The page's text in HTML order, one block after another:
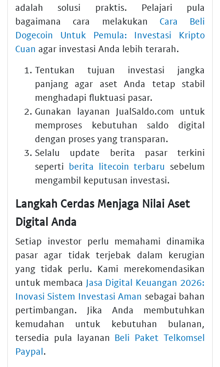
adalah solusi praktis. Pelajari pula
bagaimana cara melakukan Cara Beli
Dogecoin Untuk Pemula: Investasi Kripto
Cuan agar investasi Anda lebih terarah.
Tentukan tujuan investasi jangka
panjang agar aset Anda tetap stabil
menghadapi fluktuasi pasar.
Gunakan layanan JualSaldo.com untuk
memproses kebutuhan saldo digital
dengan proses yang transparan.
Selalu update berita pasar terkini
seperti berita litecoin terbaru sebelum
mengambil keputusan investasi.
Langkah Cerdas Menjaga Nilai Aset
Digital Anda
Setiap investor perlu memahami dinamika
pasar agar tidak terjebak dalam kerugian
yang tidak perlu. Kami merekomendasikan
untuk membaca Jasa Digital Keuangan 2026:
Inovasi Sistem Investasi Aman sebagai bahan
pertimbangan. Jika Anda membutuhkan
kemudahan untuk kebutuhan bulanan,
tersedia pula layanan Beli Paket Telkomsel
Paypal.